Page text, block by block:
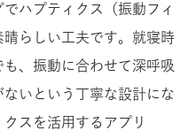
ハプティクス（振動フィ
らしい工夫です。就寝時
、振動に合わせて深呼吸
いという丁寧な設計にな
スを活用するアプリ